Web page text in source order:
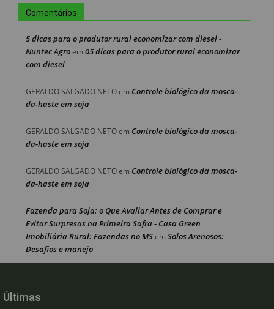
Comentários
5 dicas para o produtor rural economizar com diesel -
Nuntec Agroem 05 dicas para o produtor rural economizar
com diesel
GERALDO SALGADO NETOem Controle biológico da mosca-
da-haste em soja
GERALDO SALGADO NETOem Controle biológico da mosca-
da-haste em soja
GERALDO SALGADO NETOem Controle biológico da mosca-
da-haste em soja
Fazenda para Soja: o Que Avaliar Antes de Comprar e
Evitar Surpresas na Primeira Safra - Casa Green
Imobiliária Rural: Fazendas no MSem Solos Arenosos:
Desafios e manejo
Últimas